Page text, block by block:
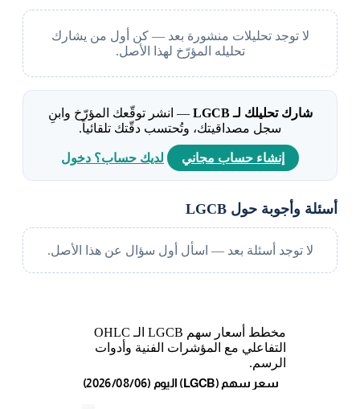
لا توجد تحليلات منشورة بعد — كن أول من يشارك
تحليله المؤرّخ لهذا الأصل.
شارك تحليلك لـ LGCB
— انشر توقّعك المؤرّخ وابنِ
سجل مصداقيتك، وتُحتسب دقّتك تلقائياً.
إنشاء حساب مجاني لديك حساب؟ دخول
أسئلة وأجوبة حول LGCB
لا توجد أسئلة بعد — اسأل أول سؤال عن هذا الأصل.
مخطط أسعار سهم LGCB الـ OHLC
التفاعلي مع المؤشرات الفنية وأدوات
الرسم.
(2026/08/06) اليوم (LGCB) سعر سهم